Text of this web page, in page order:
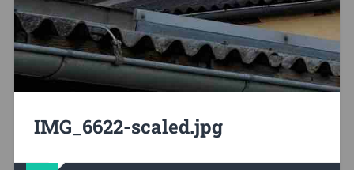
IMG_6622-scaled.jpg